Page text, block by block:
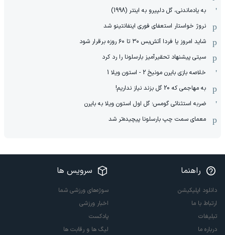
به یادماندنی، گل دلپیرو به اینتر (1998)
نروژ خواستار استعفای فوری اینفانتینو شد
شاید امروز یا فردا آتش‌بس ۳۰ تا ۶۰ روزه برقرار شود
سیتی پیشنهاد تحقیرآمیز بارسلونا را رد کرد
خلاصه بازی بایرن مونیخ 2 - استون ویلا 1
به مهاجمی که 20 گل بزند نیاز نداریم!
ضربه استثنائی گومس؛ گل اول استون ویلا به بایرن
معمای سمت چپ بارسلونا پیچیده‌تر شد
راهنما
دانلود اپلیکیشن
ارتباط با ما
تبلیغات
درباره ما
سرویس ها
سوژه‌های ورزشی شما
اخبار ورزشی
پادکست
لیگ ها و رقابت ها